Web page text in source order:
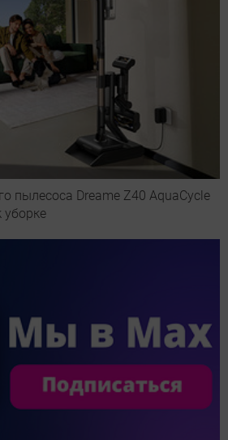
пылесоса Dreame Z40 AquaCycle
уборке